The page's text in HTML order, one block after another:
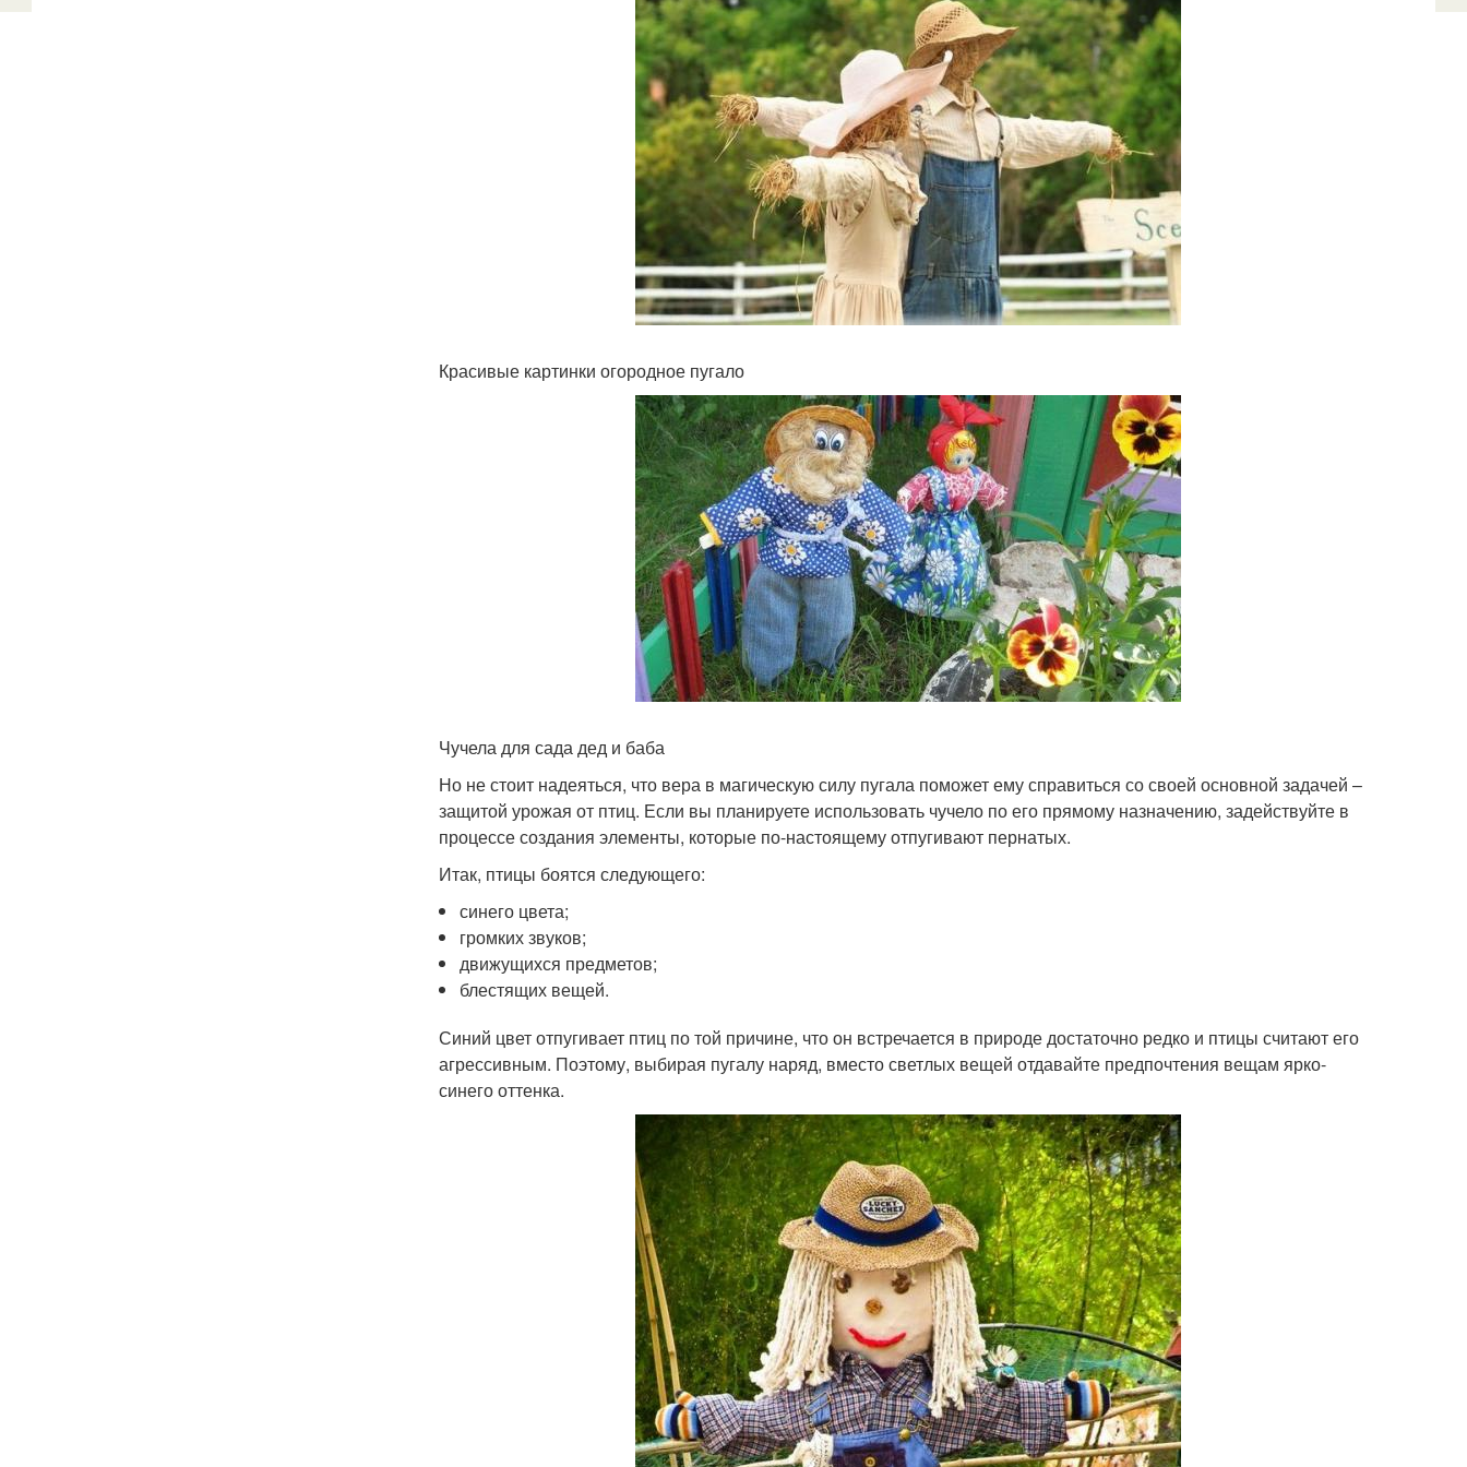
Красивые картинки огородное пугало
Чучела для сада дед и баба
Но не стоит надеяться, что вера в магическую силу пугала поможет ему справиться со своей основной задачей –
защитой урожая от птиц. Если вы планируете использовать чучело по его прямому назначению, задействуйте в
процессе создания элементы, которые по-настоящему отпугивают пернатых.
Итак, птицы боятся следующего:
синего цвета;
громких звуков;
движущихся предметов;
блестящих вещей.
Синий цвет отпугивает птиц по той причине, что он встречается в природе достаточно редко и птицы считают его
агрессивным. Поэтому, выбирая пугалу наряд, вместо светлых вещей отдавайте предпочтения вещам ярко-
синего оттенка.